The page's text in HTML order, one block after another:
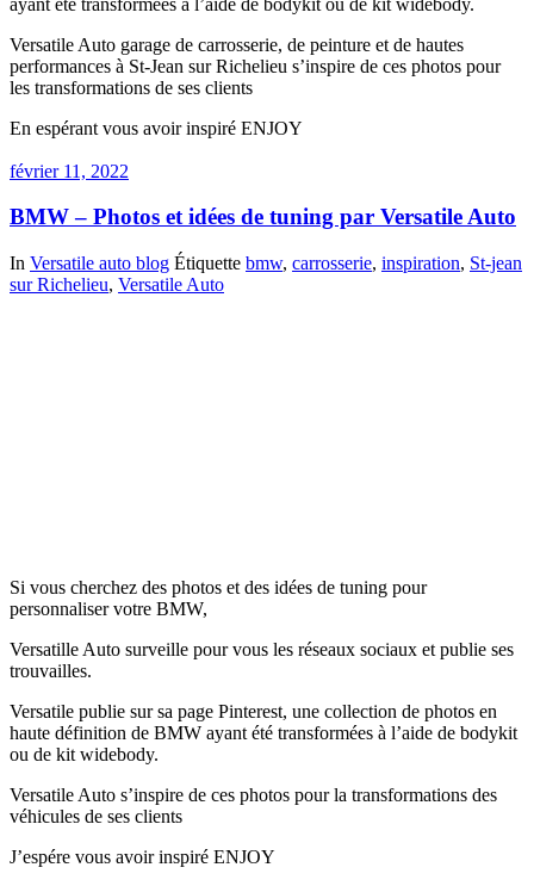
Versatile Auto garage de carrosserie, de peinture et de hautes
performances à St-Jean sur Richelieu s’inspire de ces photos pour
les transformations de ses clients
En espérant vous avoir inspiré ENJOY
février 11, 2022
BMW – Photos et idées de tuning par Versatile Auto
In Versatile auto blog Étiquette bmw, carrosserie, inspiration, St-jean
sur Richelieu, Versatile Auto
Si vous cherchez des photos et des idées de tuning pour
personnaliser votre BMW,
Versatille Auto surveille pour vous les réseaux sociaux et publie ses
trouvailles.
Versatile publie sur sa page Pinterest, une collection de photos en
haute définition de BMW ayant été transformées à l’aide de bodykit
ou de kit widebody.
Versatile Auto s’inspire de ces photos pour la transformations des
véhicules de ses clients
J’espére vous avoir inspiré ENJOY